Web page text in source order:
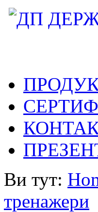
Ви тут:
тренажери